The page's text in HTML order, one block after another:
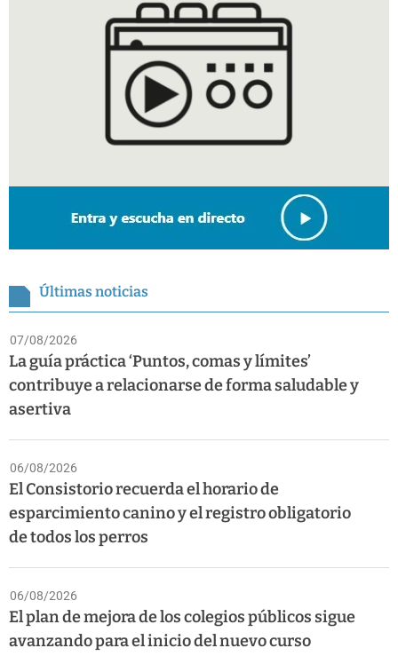
Últimas noticias
07/08/2026
La guía práctica ‘Puntos, comas y límites’
contribuye a relacionarse de forma saludable y
asertiva
06/08/2026
El Consistorio recuerda el horario de
esparcimiento canino y el registro obligatorio
de todos los perros
06/08/2026
El plan de mejora de los colegios públicos sigue
avanzando para el inicio del nuevo curso